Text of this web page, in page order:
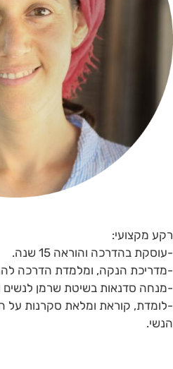
רקע מקצועי:
-עוסקת בהדרכה והוראה 15 שנה.
-מדריכת הנקה, ומלמדת הדרכה
-מנחה סדנאות בשיטת שרמן לנשים
-לומדת, קוראת ומלאת סקרנות על
הנשי.